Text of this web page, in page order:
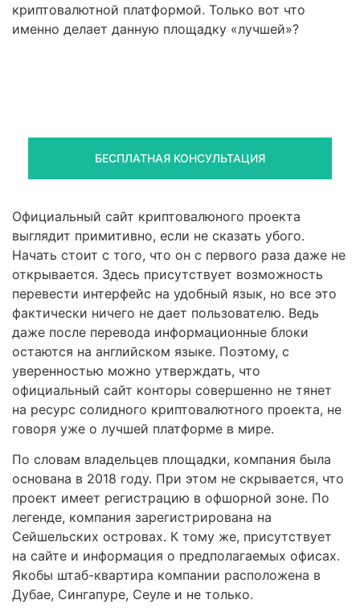
криптовалютной платформой. Только вот что
именно делает данную площадку «лучшей»?
БЕСПЛАТНАЯ КОНСУЛЬТАЦИЯ
Официальный сайт криптовалюного проекта
выглядит примитивно, если не сказать убого.
Начать стоит с того, что он с первого раза даже не
открывается. Здесь присутствует возможность
перевести интерфейс на удобный язык, но все это
фактически ничего не дает пользователю. Ведь
даже после перевода информационные блоки
остаются на английском языке. Поэтому, с
уверенностью можно утверждать, что
официальный сайт конторы совершенно не тянет
на ресурс солидного криптовалютного проекта, не
говоря уже о лучшей платформе в мире.
По словам владельцев площадки, компания была
основана в 2018 году. При этом не скрывается, что
проект имеет регистрацию в офшорной зоне. По
легенде, компания зарегистрирована на
Сейшельских островах. К тому же, присутствует
на сайте и информация о предполагаемых офисах.
Якобы штаб-квартира компании расположена в
Дубае, Сингапуре, Сеуле и не только.